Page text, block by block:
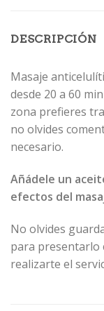
DESCRIPCIÓN
Masaje
desde 20 a 60
zona prefieres
no olvides
necesario.
Añádele un
efectos del
No olvides
para presentarlo
realizarte el